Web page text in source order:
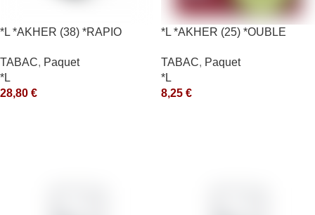
*L *AKHER (38) *RAPIO
TABAC, Paquet
*L
28,80 €
*L *AKHER (25) *OUBLE
TABAC, Paquet
*L
8,25 €